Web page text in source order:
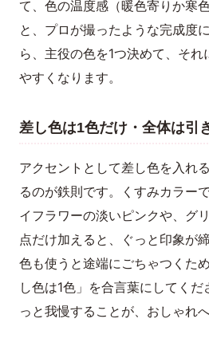
て、色の温度感（暖色寄りか寒
と、プロが撮ったような完成度
ら、主役の色を1つ決めて、そ
やすくなります。
差し色は1色だけ・全体は引
アクセントとして差し色を入れ
るのが鉄則です。くすみカラー
イフラワーの淡いピンクや、グ
点だけ加えると、ぐっと印象が
色も使うと途端にごちゃつくた
し色は1色」を合言葉にしてく
っと我慢することが、おしゃれ